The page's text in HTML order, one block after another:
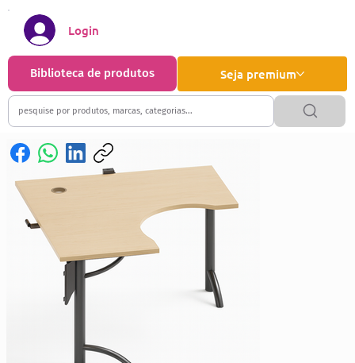
Seja premium
Biblioteca de produtos
Login